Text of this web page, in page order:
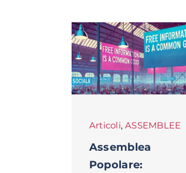
Articoli,ASSEMBLEE
Assemblea
Popolare: